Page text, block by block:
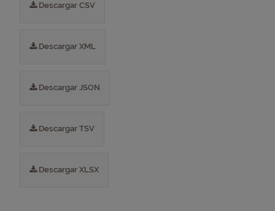
Descargar CSV
Descargar XML
Descargar JSON
Descargar TSV
Descargar XLSX